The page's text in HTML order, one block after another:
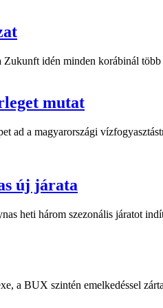
idén minden korábinál több
mutat
a magyarországi
új járata
heti három szezonális járatot
a BUX szintén emelkedéssel